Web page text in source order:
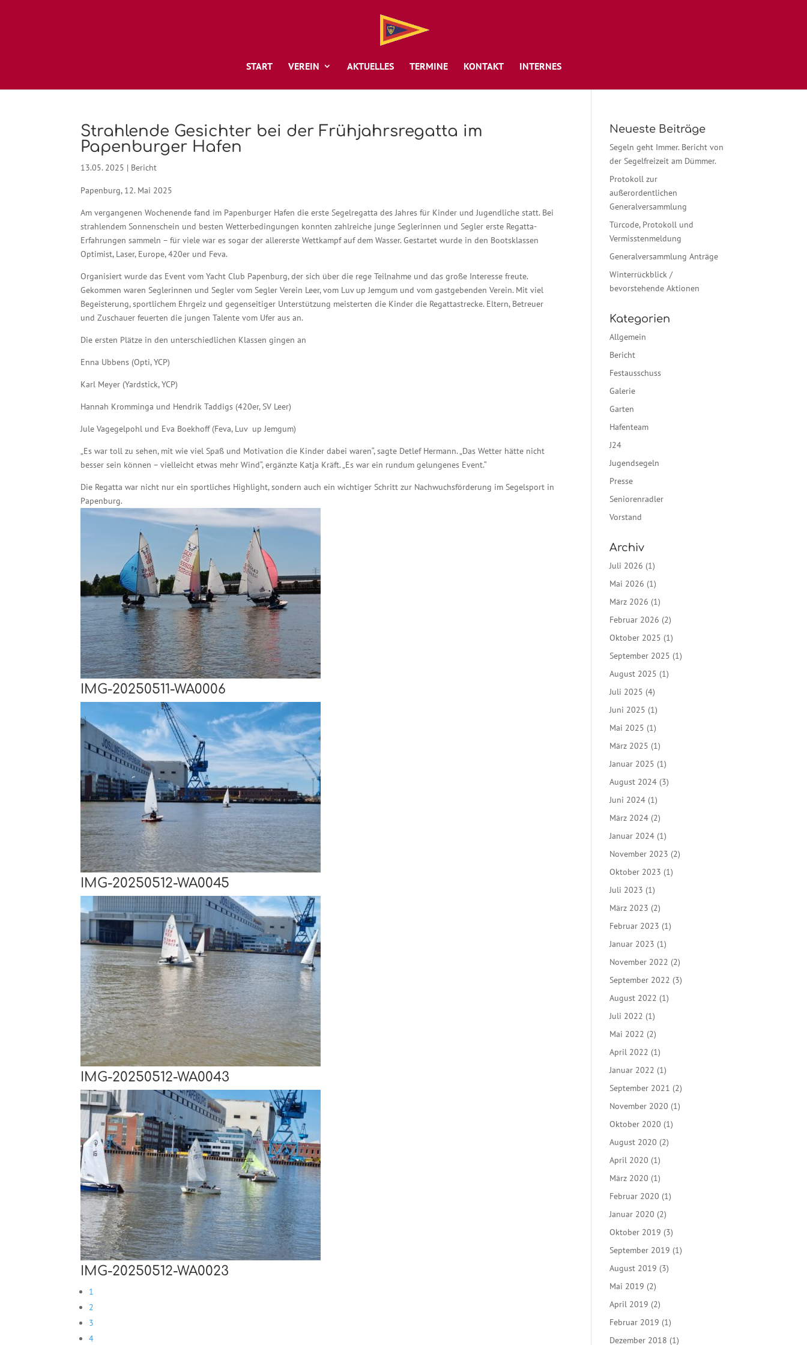
START VEREIN AKTUELLES TERMINE KONTAKT INTERNES
Strahlende Gesichter bei der Frühjahrsregatta im
Papenburger Hafen
13.05. 2025 | Bericht
Papenburg, 12. Mai 2025
Am vergangenen Wochenende fand im Papenburger Hafen die erste Segelregatta des Jahres für Kinder und Jugendliche statt. Bei
strahlendem Sonnenschein und besten Wetterbedingungen konnten zahlreiche junge Seglerinnen und Segler erste Regatta-
Erfahrungen sammeln – für viele war es sogar der allererste Wettkampf auf dem Wasser. Gestartet wurde in den Bootsklassen
Optimist, Laser, Europe, 420er und Feva.
Organisiert wurde das Event vom Yacht Club Papenburg, der sich über die rege Teilnahme und das große Interesse freute.
Gekommen waren Seglerinnen und Segler vom Segler Verein Leer, vom Luv up Jemgum und vom gastgebenden Verein. Mit viel
Begeisterung, sportlichem Ehrgeiz und gegenseitiger Unterstützung meisterten die Kinder die Regattastrecke. Eltern, Betreuer
und Zuschauer feuerten die jungen Talente vom Ufer aus an.
Die ersten Plätze in den unterschiedlichen Klassen gingen an
Enna Ubbens (Opti, YCP)
Karl Meyer (Yardstick, YCP)
Hannah Kromminga und Hendrik Taddigs (420er, SV Leer)
Jule Vagegelpohl und Eva Boekhoff (Feva, Luv up Jemgum)
„Es war toll zu sehen, mit wie viel Spaß und Motivation die Kinder dabei waren“, sagte Detlef Hermann. „Das Wetter hätte nicht
besser sein können – vielleicht etwas mehr Wind“, ergänzte Katja Kräft. „Es war ein rundum gelungenes Event.“
Die Regatta war nicht nur ein sportliches Highlight, sondern auch ein wichtiger Schritt zur Nachwuchsförderung im Segelsport in
Papenburg.
IMG-20250511-WA0006
IMG-20250512-WA0045
IMG-20250512-WA0043
IMG-20250512-WA0023
1
2
3
4
Neueste Beiträge
Segeln geht Immer. Bericht von
der Segelfreizeit am Dümmer.
Protokoll zur
außerordentlichen
Generalversammlung
Türcode, Protokoll und
Vermisstenmeldung
Generalversammlung Anträge
Winterrückblick /
bevorstehende Aktionen
Kategorien
Allgemein
Bericht
Festausschuss
Galerie
Garten
Hafenteam
J24
Jugendsegeln
Presse
Seniorenradler
Vorstand
Archiv
Juli 2026 (1)
Mai 2026 (1)
März 2026 (1)
Februar 2026 (2)
Oktober 2025 (1)
September 2025 (1)
August 2025 (1)
Juli 2025 (4)
Juni 2025 (1)
Mai 2025 (1)
März 2025 (1)
Januar 2025 (1)
August 2024 (3)
Juni 2024 (1)
März 2024 (2)
Januar 2024 (1)
November 2023 (2)
Oktober 2023 (1)
Juli 2023 (1)
März 2023 (2)
Februar 2023 (1)
Januar 2023 (1)
November 2022 (2)
September 2022 (3)
August 2022 (1)
Juli 2022 (1)
Mai 2022 (2)
April 2022 (1)
Januar 2022 (1)
September 2021 (2)
November 2020 (1)
Oktober 2020 (1)
August 2020 (2)
April 2020 (1)
März 2020 (1)
Februar 2020 (1)
Januar 2020 (2)
Oktober 2019 (3)
September 2019 (1)
August 2019 (3)
Mai 2019 (2)
April 2019 (2)
Februar 2019 (1)
Dezember 2018 (1)